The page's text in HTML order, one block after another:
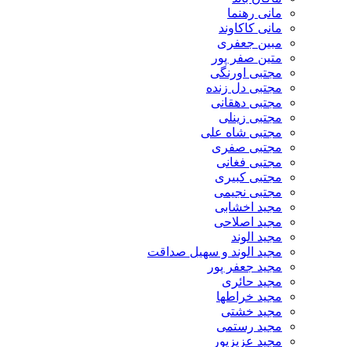
مانی رهنما
مانی کاکاوند
مبین جعفری
متین صفر پور
مجتبی اورنگی
مجتبی دل زنده
مجتبی دهقانی
مجتبی زینلی
مجتبی شاه علی
مجتبی صفری
مجتبی فغانی
مجتبی کبیری
مجتبی نجیمی
مجید اخشابی
مجید اصلاحی
مجید الوند‎
مجید الوند و سهیل صداقت
مجید جعفر پور
مجید حائری
مجید خراطها
مجید خشتی
مجید رستمی
مجید عزیزپور